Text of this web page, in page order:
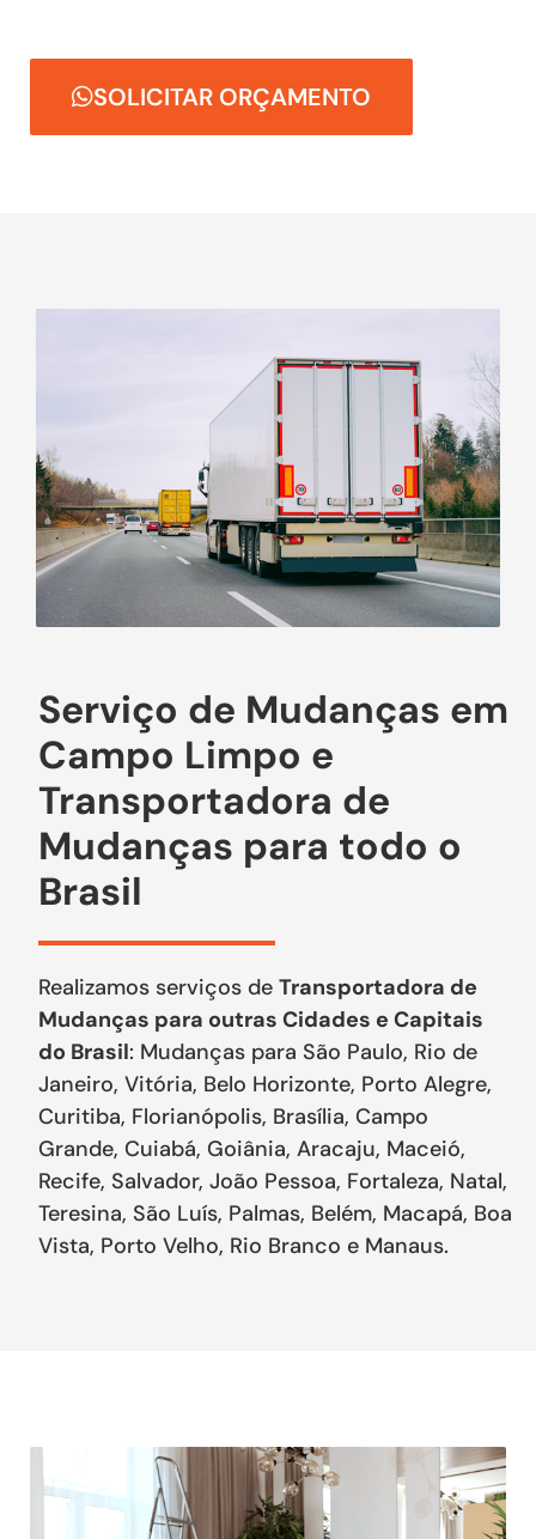
SOLICITAR ORÇAMENTO
Serviço de Mudanças em
Campo Limpo e
Transportadora de
Mudanças para todo o
Brasil
Realizamos serviços de Transportadora de
Mudanças para outras Cidades e Capitais
do Brasil: Mudanças para São Paulo, Rio de
Janeiro, Vitória, Belo Horizonte, Porto Alegre,
Curitiba, Florianópolis, Brasília, Campo
Grande, Cuiabá, Goiânia, Aracaju, Maceió,
Recife, Salvador, João Pessoa, Fortaleza, Natal,
Teresina, São Luís, Palmas, Belém, Macapá, Boa
Vista, Porto Velho, Rio Branco e Manaus.